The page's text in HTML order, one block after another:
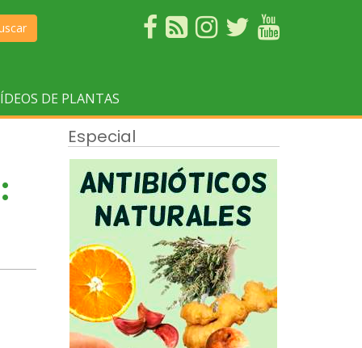
DE PLANTAS
Especial